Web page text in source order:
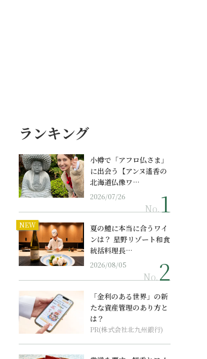
ランキング
小樽で「アフロ仏さま」
に出会う【アンヌ遙香の
北海道仏像ワ…
2026/07/26
No.
NEW
夏の鱧に本当に合うワイ
ンは？ 星野リゾート和食
統括料理長…
2026/08/05
No.
「金利のある世界」の新
たな資産管理のあり方と
は？
PR(株式会社北九州銀行)